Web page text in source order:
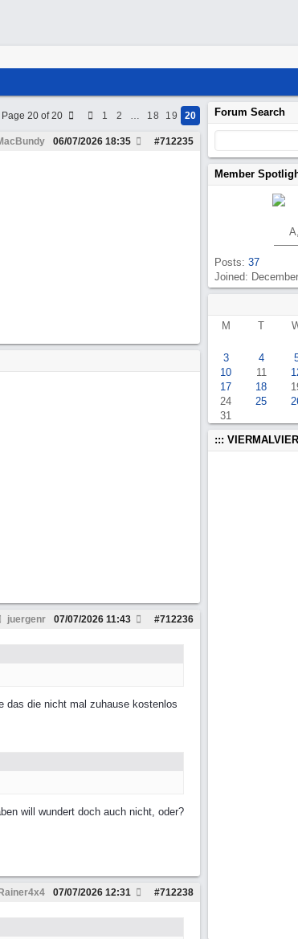
Page 20 of 20 1 2 … 18 19 20
#712235
06/07/2026 18:35
juergenr #712236
07/07/2026 11:43
das die nicht mal zuhause kostenlos
will wundert doch auch nicht, oder?
Rainer4x4 #712238
07/07/2026 12:31
Forum Search
Member
Posts: 37
Joined:
M T
3 4
10
11
17
18
24
25
31
:::